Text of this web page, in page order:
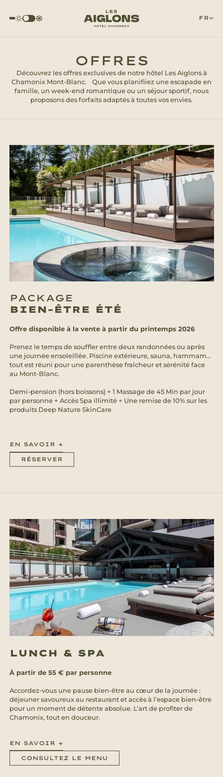
FR
OFFRES
Découvrez les offres exclusives de notre hôtel Les Aiglons à
Chamonix Mont-Blanc. Que vous planifiiez une escapade en
famille, un week-end romantique ou un séjour sportif, nous
proposons des forfaits adaptés à toutes vos envies.
PACKAGE
BIEN-ÊTRE ÉTÉ
Offre disponible à la vente à partir du printemps 2026
Prenez le temps de souffler entre deux randonnées ou après
une journée ensoleillée. Piscine extérieure, sauna, hammam…
tout est réuni pour une parenthèse fraîcheur et sérénité face
au Mont-Blanc.
Demi-pension (hors boissons) + 1 Massage de 45 Min par jour
par personne + Accès Spa illimité + Une remise de 10% sur les
produits Deep Nature SkinCare
EN SAVOIR +
RÉSERVER
LUNCH & SPA
À partir de 55 € par personne
Accordez-vous une pause bien-être au cœur de la journée :
déjeuner savoureux au restaurant et accès à l’espace bien-être
pour un moment de détente absolue. L’art de profiter de
Chamonix, tout en douceur.
EN SAVOIR +
CONSULTEZ LE MENU